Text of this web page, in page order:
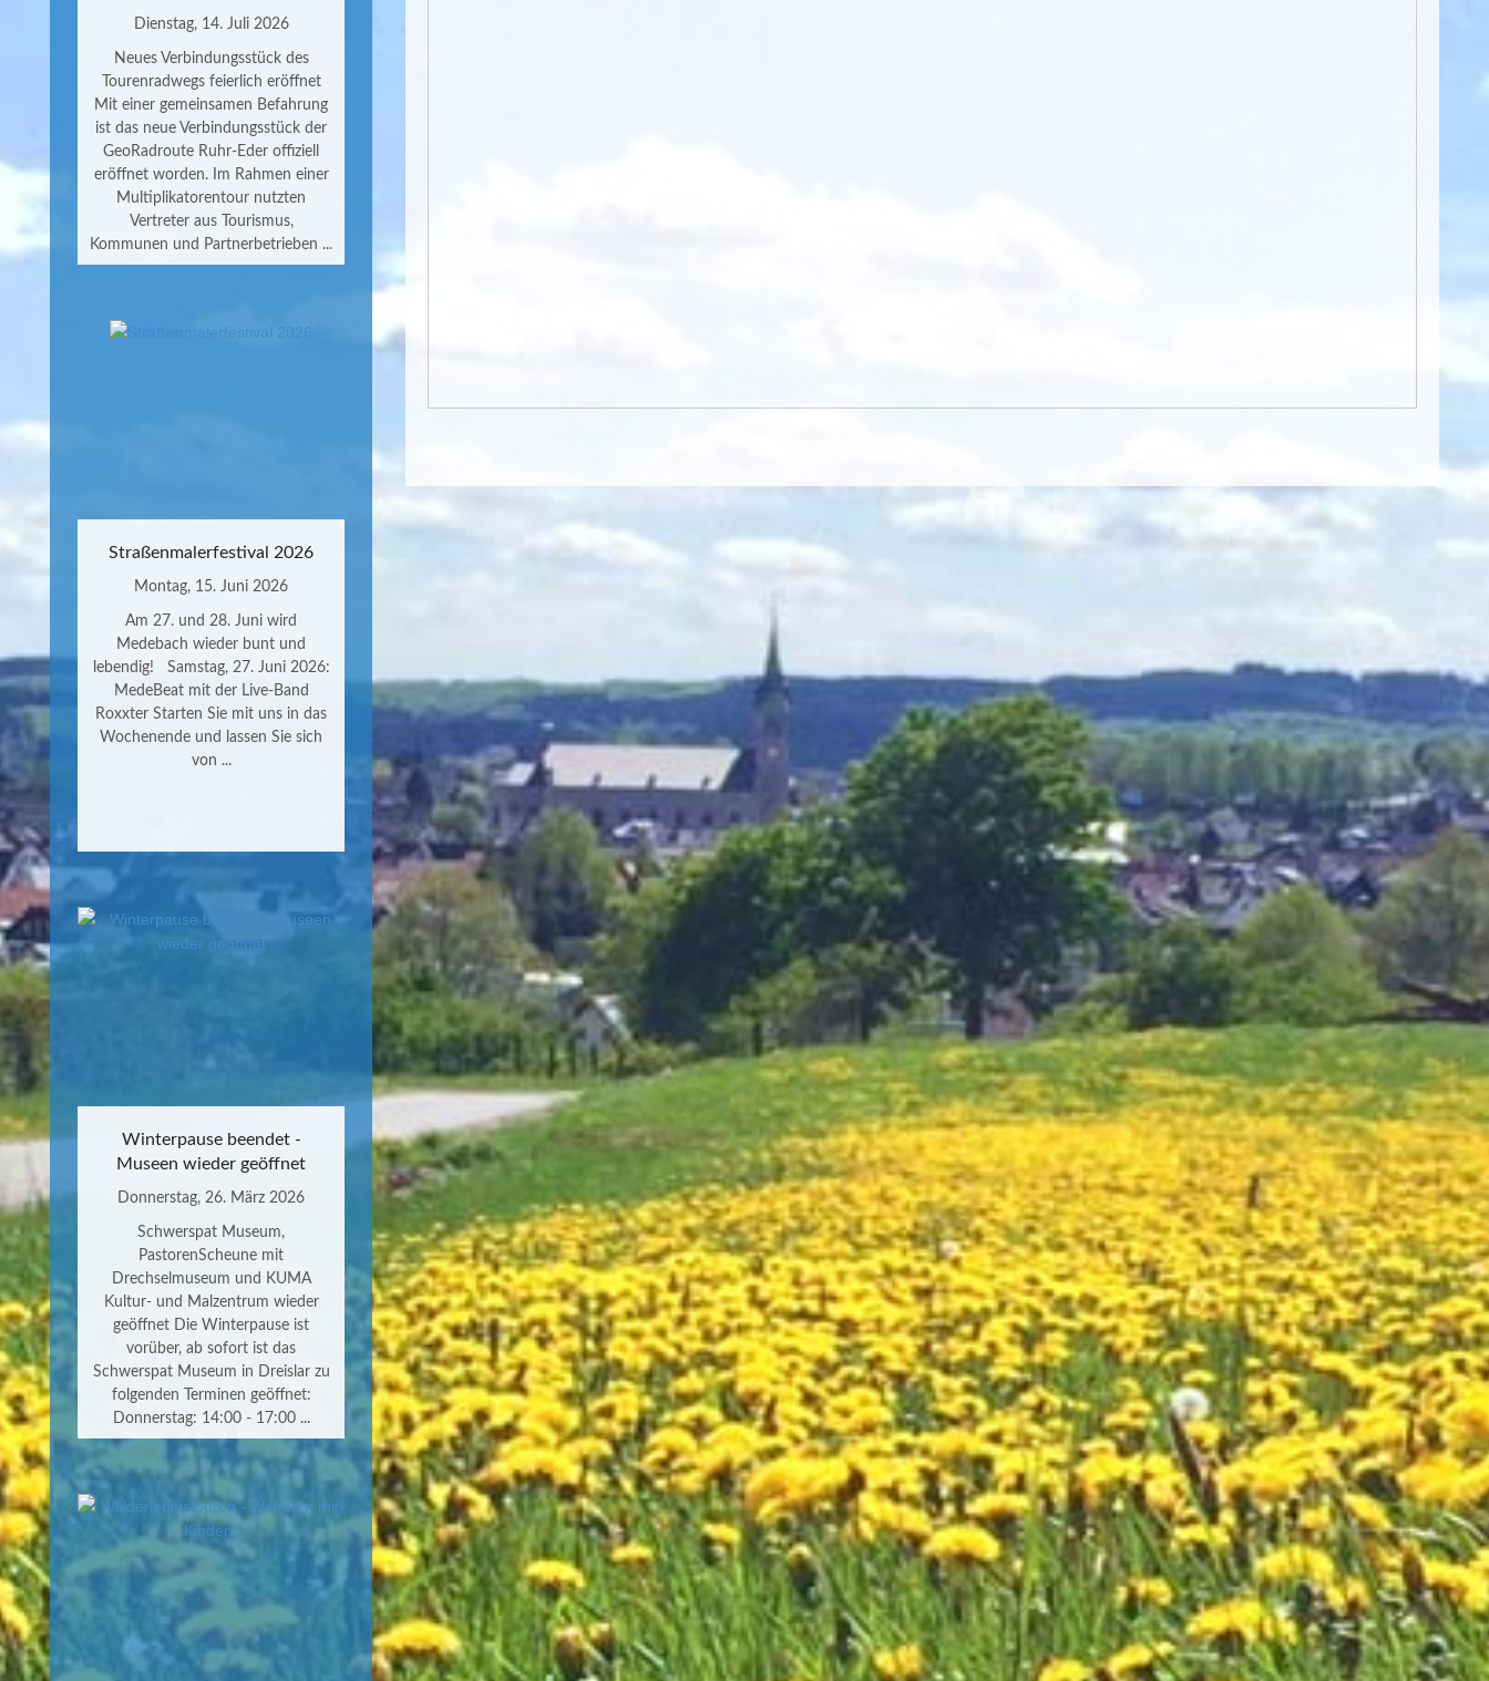
Dienstag, 14. Juli 2026
Neues Verbindungsstück des
Tourenradwegs feierlich eröffnet
Mit einer gemeinsamen Befahrung
ist das neue Verbindungsstück der
GeoRadroute Ruhr-Eder offiziell
eröffnet worden. Im Rahmen einer
Multiplikatorentour nutzten
Vertreter aus Tourismus,
Kommunen und Partnerbetrieben ...
Straßenmalerfestival 2026
Montag, 15. Juni 2026
Am 27. und 28. Juni wird
Medebach wieder bunt und
lebendig! Samstag, 27. Juni 2026:
MedeBeat mit der Live-Band
Roxxter Starten Sie mit uns in das
Wochenende und lassen Sie sich
von ...
Winterpause beendet -
Museen wieder geöffnet
Donnerstag, 26. März 2026
Schwerspat Museum,
PastorenScheune mit
Drechselmuseum und KUMA
Kultur- und Malzentrum wieder
geöffnet Die Winterpause ist
vorüber, ab sofort ist das
Schwerspat Museum in Dreislar zu
folgenden Terminen geöffnet:
Donnerstag: 14:00 - 17:00 ...